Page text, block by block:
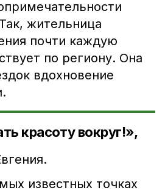
жительница
почти каждую
по региону. Она
вдохновение
красоту вокруг!»,
известных точках